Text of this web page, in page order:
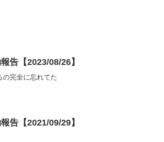
告【2023/08/26】
の完全に忘れてた
告【2021/09/29】